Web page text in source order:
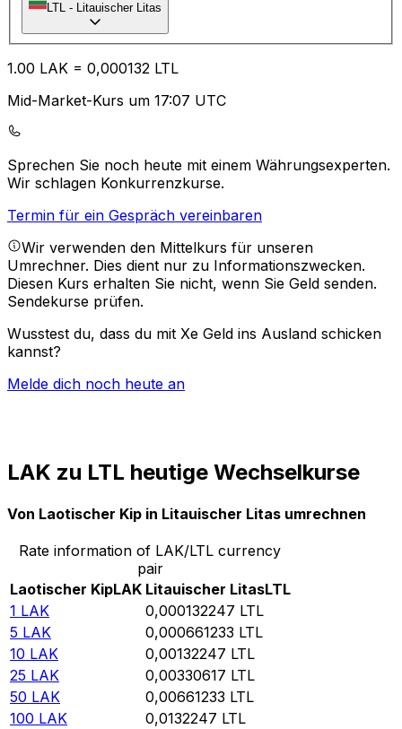
LTL - Litauischer Litas
1.00 LAK = 0,000132 LTL
Mid-Market-Kurs um 17:07 UTC
Sprechen Sie noch heute mit einem Währungsexperten.
Wir schlagen Konkurrenzkurse.
Termin für ein Gespräch vereinbaren
Wir verwenden den Mittelkurs für unseren
Umrechner. Dies dient nur zu Informationszwecken.
Diesen Kurs erhalten Sie nicht, wenn Sie Geld senden.
Sendekurse prüfen.
Wusstest du, dass du mit Xe Geld ins Ausland schicken
kannst?
Melde dich noch heute an
LAK zu LTL heutige Wechselkurse
Von Laotischer Kip in Litauischer Litas umrechnen
Rate information of LAK/LTL currency
pair
Laotischer KipLAK Litauischer LitasLTL
1 LAK 0,000132247 LTL
5 LAK 0,000661233 LTL
10 LAK 0,00132247 LTL
25 LAK 0,00330617 LTL
50 LAK 0,00661233 LTL
100 LAK 0,0132247 LTL